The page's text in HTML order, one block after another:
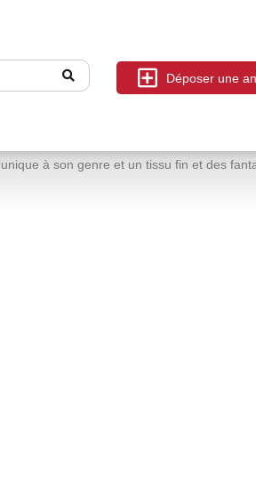
Déposer une
à son genre et un tissu fin et des